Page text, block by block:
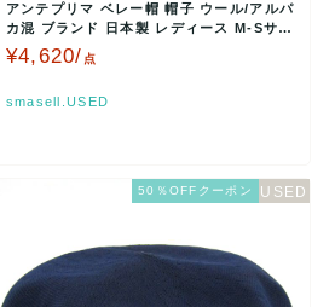
アンテプリマ ベレー帽 帽子 ウール/アルパ
カ混 ブランド 日本製 レディース M-Sサイ
ズ ベージ…
¥4,620/ 点
smasell.USED
50％OFFクーポン